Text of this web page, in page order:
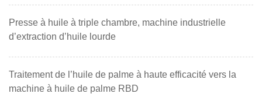
Presse à huile à triple chambre, machine industrielle
d’extraction d’huile lourde
Traitement de l’huile de palme à haute efficacité vers la
machine à huile de palme RBD